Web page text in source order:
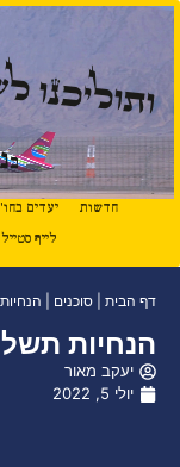
ותוליכנו
בנ
חדשות יעדים
לייף סטייל
דף הבית סוכנים
הנחיות
יעקב מאור
יולי 5, 2022